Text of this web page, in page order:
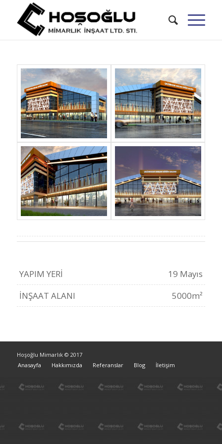
YAPIM YERI
19 Mayıs
İNŞAAT ALANI
5000m²
Hoşoğlu Mimarlık © 2017
Anasayfa
Hakkımızda Referanslar Blog İletişim